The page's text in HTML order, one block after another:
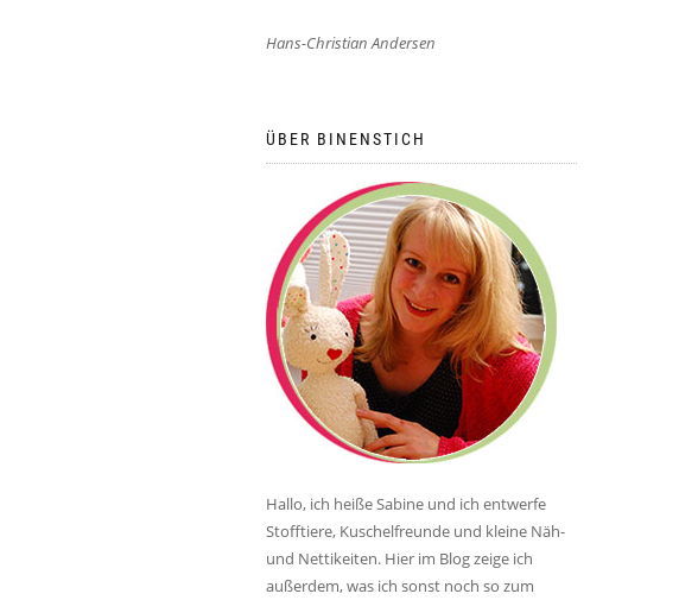
Hans-Christian Andersen
ÜBER BINENSTICH
Hallo, ich heiße Sabine und ich entwerfe
Stofftiere, Kuschelfreunde und kleine Näh-
und Nettikeiten. Hier im Blog zeige ich
außerdem, was ich sonst noch so zum